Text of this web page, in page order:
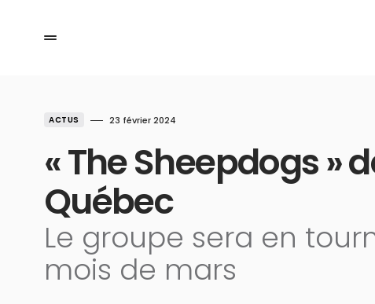
ACTUS 23 février 2024
« The Sheepdogs »
Québec
Le groupe sera en
mois de mars